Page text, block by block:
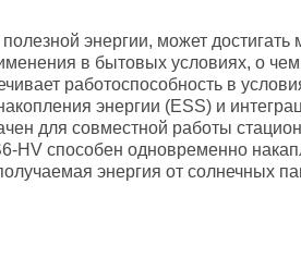
энергии, может достигать
в бытовых условиях, о чем
работоспособность в
энергии (ESS) и
для совместной работы
HV способен одновременно
энергия от солнечных